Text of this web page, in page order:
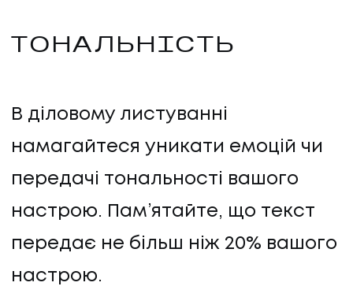
ТОНАЛЬНІСТЬ
В діловому листуванні
намагайтеся уникати емоцій чи
передачі тональності вашого
настрою. Пам’ятайте, що текст
передає не більш ніж 20% вашого
настрою.